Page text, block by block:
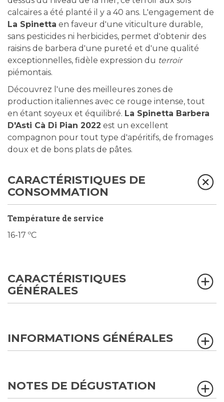
calcaires a été planté il y a 40 ans. L'engagement de
La Spinetta en faveur d'une viticulture durable,
sans pesticides ni herbicides, permet d'obtenir des
raisins de barbera d'une pureté et d'une qualité
exceptionnelles, fidèle expression du terroir
piémontais.
Découvrez l'une des meilleures zones de
production italiennes avec ce rouge intense, tout
en étant soyeux et équilibré. La Spinetta Barbera
D'Asti Cà Di Pian 2022 est un excellent
compagnon pour tout type d'apéritifs, de fromages
doux et de bons plats de pâtes.
CARACTÉRISTIQUES DE
CONSOMMATION
Température de service
16-17 ºC
CARACTÉRISTIQUES
GÉNÉRALES
INFORMATIONS GÉNÉRALES
NOTES DE DÉGUSTATION